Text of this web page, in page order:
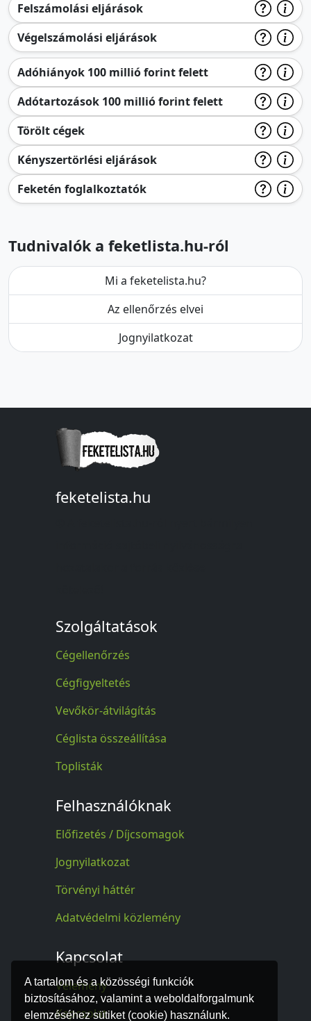
A tartalom és a közösségi funkciók
biztosításához, valamint a weboldalforgalmunk
elemzéséhez sütiket (cookie) használunk.
Felszámolási eljárások
Végelszámolási eljárások
Adóhiányok 100 millió forint felett
Adótartozások 100 millió forint felett
Törölt cégek
Kényszertörlési eljárások
Feketén foglalkoztatók
Tudnivalók a feketlista.hu-ról
Mi a feketelista.hu?
Az ellenőrzés elvei
Jognyilatkozat
feketelista.hu
Szolgáltatások
Cégellenőrzés
Cégfigyeltetés
Vevőkör-átvilágítás
Céglista összeállítása
Toplisták
Felhasználóknak
Előfizetés / Díjcsomagok
Jognyilatkozat
Törvényi háttér
Adatvédelmi közlemény
Kapcsolat
Vélemény
Kapcsolat